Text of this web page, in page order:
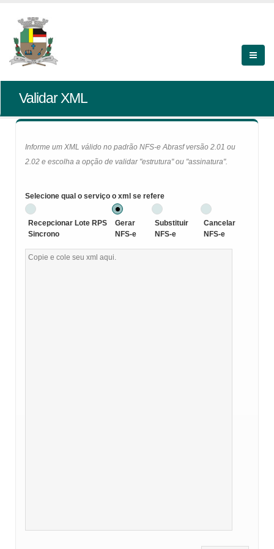
Validar XML
Informe um XML válido no padrão NFS-e Abrasf versão 2.01 ou
2.02 e escolha a opção de validar "estrutura" ou "assinatura".
Selecione qual o serviço o xml se refere
Recepcionar Lote RPS
Sincrono
Gerar
NFS-e
Substituir
NFS-e
Cancelar
NFS-e